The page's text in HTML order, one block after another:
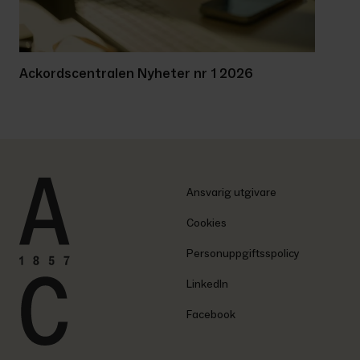
Ackordscentralen Nyheter nr 1 2026
Ansvarig utgivare
Cookies
Personuppgiftsspolicy
LinkedIn
Facebook